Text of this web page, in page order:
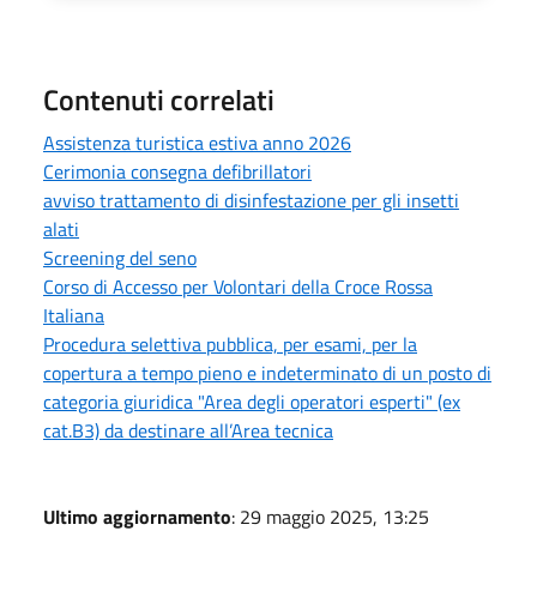
Contenuti correlati
Assistenza turistica estiva anno 2026
Cerimonia consegna defibrillatori
avviso trattamento di disinfestazione per gli insetti
alati
Screening del seno
Corso di Accesso per Volontari della Croce Rossa
Italiana
Procedura selettiva pubblica, per esami, per la
copertura a tempo pieno e indeterminato di un posto di
categoria giuridica "Area degli operatori esperti" (ex
cat.B3) da destinare all’Area tecnica
Ultimo aggiornamento: 29 maggio 2025, 13:25